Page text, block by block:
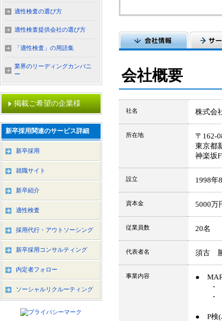
会社概要
社名 株式会
所在地
〒162-
東京都
神楽坂
設立 1998年
資本金 5000万
従業員数 20名
代表者名 須古
事業内容
●
・
・
● P検(
適性検査の選び方
適性検査提供会社の選び方
「適性検査」の用語集
業界のリーディングカンパニ
ー
掲載ご希望の企業様
新卒採用関連のサービス詳細
新卒採用
就職サイト
新卒紹介
適性検査
採用代行・アウトソーシング
新卒採用コンサルティング
内定者フォロー
ソーシャルリクルーティング